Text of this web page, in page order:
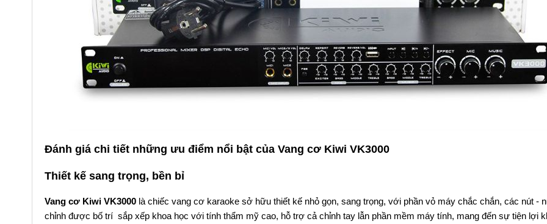
Đánh giá chi tiết những ưu điểm nổi bật của Vang cơ Kiwi VK3000
Thiết kế sang trọng, bền bỉ
Vang cơ Kiwi VK3000 là chiếc vang cơ karaoke sở hữu thiết kế nhỏ gọn, sang trọng, với phần vỏ máy chắc chắn, các nút -
chỉnh được bố trí sắp xếp khoa học với tính thẩm mỹ cao, hỗ trợ cả chỉnh tay lẫn phần mềm máy tính, mang đến sự tiện lợi